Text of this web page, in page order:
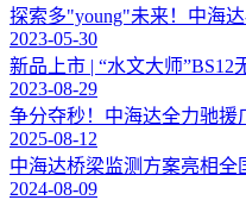
探索多"young"未来！中海
2023-05-30
新品上市 | “水文大师
2023-08-29
争分夺秒！中海达全力驰援
2025-08-12
中海达桥梁监测方案亮相
2024-08-09